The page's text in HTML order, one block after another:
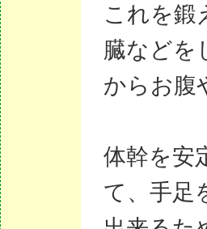
これを鍛
臓などを
からお腹
体幹を安
て、手足